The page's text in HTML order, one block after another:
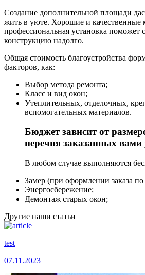
Создание дополнительной площади
жить в уюте. Хорошие и качественные
профессиональная установка поможет
конструкцию надолго.
Общая стоимость благоустройства
факторов, как:
Выбор метода ремонта;
Класс и вид окон;
Утеплительных, отделочных,
вспомогательных материалов.
Бюджет зависит от
перечня заказанных вами
В любом случае выполняются
Замер (при оформлении заказа по
Энергосбережение;
Демонтаж старых окон;
Другие наши статьи
test
07.11.2023